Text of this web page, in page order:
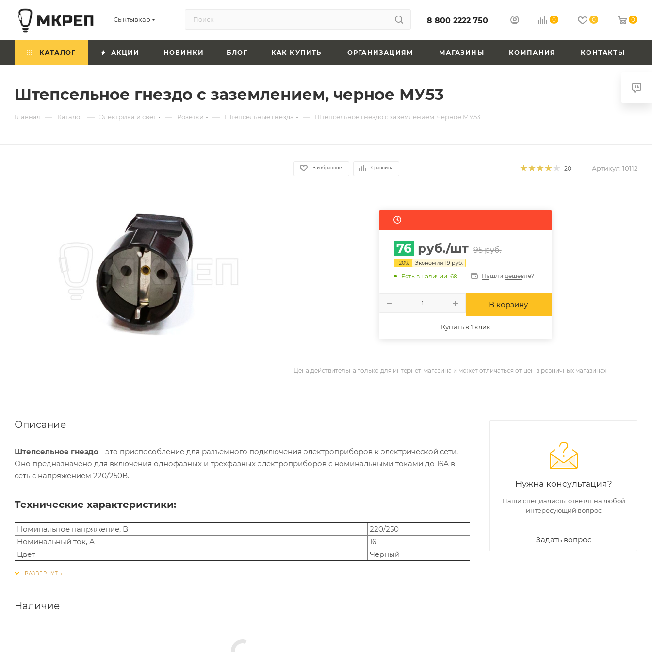
Сыктывкар 8 800 2222 750 0 0 0
КАТАЛОГ АКЦИИ НОВИНКИ БЛОГ КАК КУПИТЬ ОРГАНИЗАЦИЯМ МАГАЗИНЫ КОМПАНИЯ КОНТАКТЫ
Штепсельное гнездо с заземлением, черное МУ53
Главная — Каталог — Электрика и свет — Розетки — Штепсельные гнезда — Штепсельное гнездо с заземлением, черное МУ53
В избранное Сравнить 20 Артикул: 10112
76 руб./шт 95руб.
-20% Экономия19 руб.
Есть в наличии: 68 Нашли дешевле?
В корзину
Купить в 1 клик
Цена действительна только для интернет-магазина и может отличаться от цен в розничных магазинах
Описание
Штепсельное гнездо - это приспособление для разъемного подключения электроприборов к электрической сети.
Оно предназначено для включения однофазных и трехфазных электроприборов с номинальными токами до 16А в
сеть с напряжением 220/250В.
Технические характеристики:
Номинальное напряжение, В
220/250
Номинальный ток, А
16
Цвет
Чёрный
Наличие
Нужна консультация?
Наши специалисты ответят на любой
интересующий вопрос
Задать вопрос